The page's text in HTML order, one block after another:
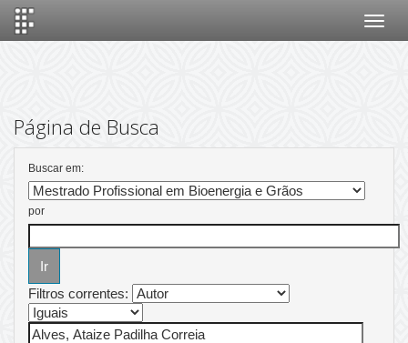
Página de Busca
Buscar em:
por
Filtros correntes: